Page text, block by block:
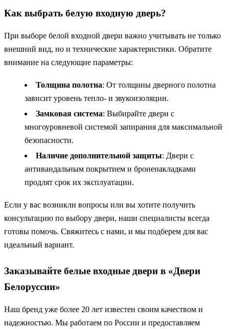
Как выбрать белую входную дверь?
При выборе белой входной двери важно учитывать не только
внешний вид, но и технические характеристики. Обратите
внимание на следующие параметры:
Толщина полотна: От толщины дверного полотна
зависит уровень тепло- и звукоизоляции.
Замковая система: Выбирайте двери с
многоуровневой системой запирания для максимальной
безопасности.
Наличие дополнительной защиты: Двери с
антивандальным покрытием и броненакладками
продлят срок их эксплуатации.
Если у вас возникли вопросы или вы хотите получить
консультацию по выбору двери, наши специалисты всегда
готовы помочь. Свяжитесь с нами, и мы подберем для вас
идеальный вариант.
Заказывайте белые входные двери в «Двери
Белоруссии»
Наш бренд уже более 20 лет известен своим качеством и
надежностью. Мы работаем по России и предоставляем